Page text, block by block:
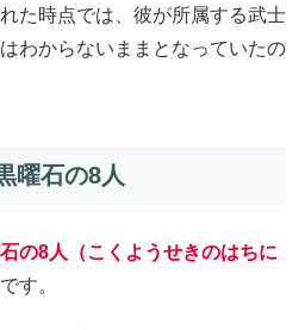
た時点では、彼が所属する武士
わからないままとなっていたの
曜石の8人
の8人（こくようせきのはちに
です。